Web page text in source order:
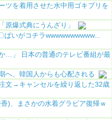
ツを着用させた水中用ゴキブリを
原爆式典にうんざり」
ぱいがコチラwwwwwwwwww...
…」 日本の普通のテレビ番組が最
へ、韓国人からも心配される
文→キャンセルを繰り返した32歳
)、まさかの水着グラビア復帰ｗ